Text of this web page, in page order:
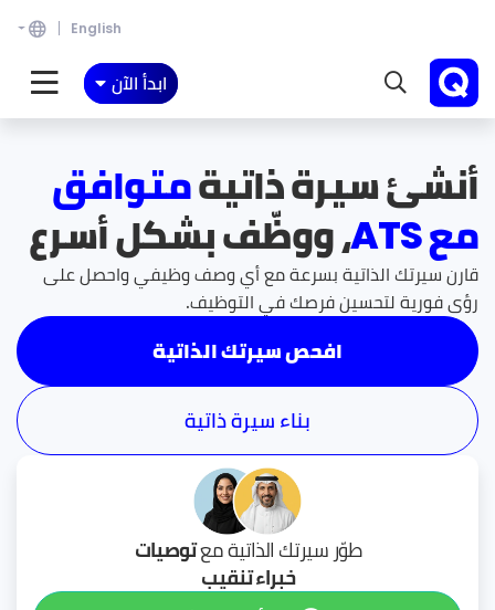
English
ابدأ الآن
أنشئ سيرة ذاتيةمتوافق
مع ATS
، ووظّف بشكل أسرع
قارن سيرتك الذاتية بسرعة مع أي وصف وظيفي واحصل على
رؤى فورية لتحسين فرصك في التوظيف.
افحص سيرتك الذاتية
بناء سيرة ذاتية
طوّر سيرتك الذاتية معتوصيات
خبراء تنقيب